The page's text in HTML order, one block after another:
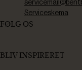
Serviceskema
FØLG OS
BLIV INSPIRERET